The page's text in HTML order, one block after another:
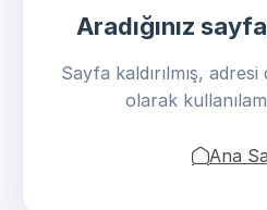
Aradığınız
Sayfa kaldırılmış,
olarak
Ana